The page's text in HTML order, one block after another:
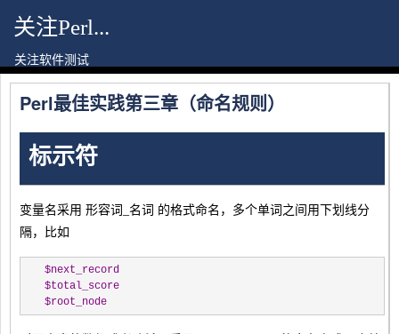
关注Perl...
关注软件测试
Perl最佳实践第三章（命名规则）
标示符
变量名采用 形容词_名词 的格式命名，多个单词之间用下划线分
隔，比如
$next_record
$total_score
$root_node